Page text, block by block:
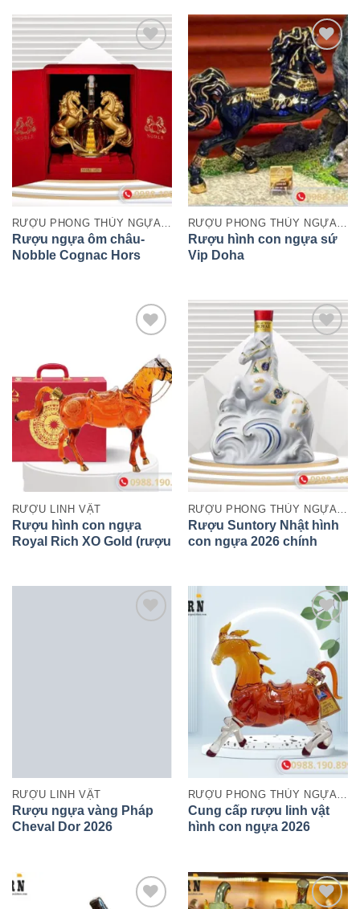
Rượu ngựa ôm châu-
Nobble Cognac Hors
Rượu hình con ngựa sứ
Vip Doha
RƯỢU LINH VẬT
Rượu hình con ngựa
Royal Rich XO Gold (rượu
Rượu Suntory Nhật hình
con ngựa 2026 chính
RƯỢU LINH VẬT
Rượu ngựa vàng Pháp
Cheval Dor 2026
RƯỢU PHONG THỦY NGỰA 2026
Cung cấp rượu linh vật
hình con ngựa 2026